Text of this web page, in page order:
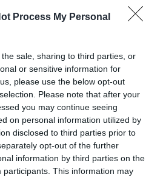
Process My Personal
sale, sharing to third parties, or
or sensitive information for
please use the below opt-out
Please note that after your
you may continue seeing
on personal information utilized by
disclosed to third parties prior to
opt-out of the further
information by third parties on the
participants. This information may
HŰTŐRENDSZER A MARKHOT FERENC
TÖBB MINT 70 ...
augusztus 06 |Eger ügye
SZÁLLÍTOTTÁK HAZA A 80 ÉVES
A HATVANI KÓR...
augusztus 06| Riasztó